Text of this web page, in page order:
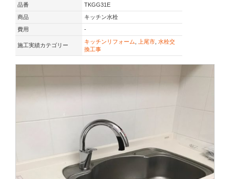
品番
TKGG31E
商品
キッチン水栓
費用
-
施工実績カテゴリー
キッチンリフォーム 上尾市 水栓交
換工事